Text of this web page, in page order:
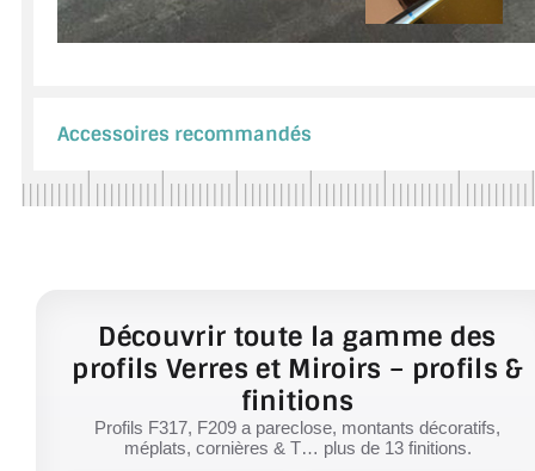
Accessoires recommandés
Découvrir toute la gamme des
profils Verres et Miroirs – profils &
finitions
Profils F317, F209 a pareclose, montants décoratifs,
méplats, cornières & T… plus de 13 finitions.